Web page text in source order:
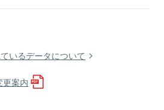
いるデータについて
案内